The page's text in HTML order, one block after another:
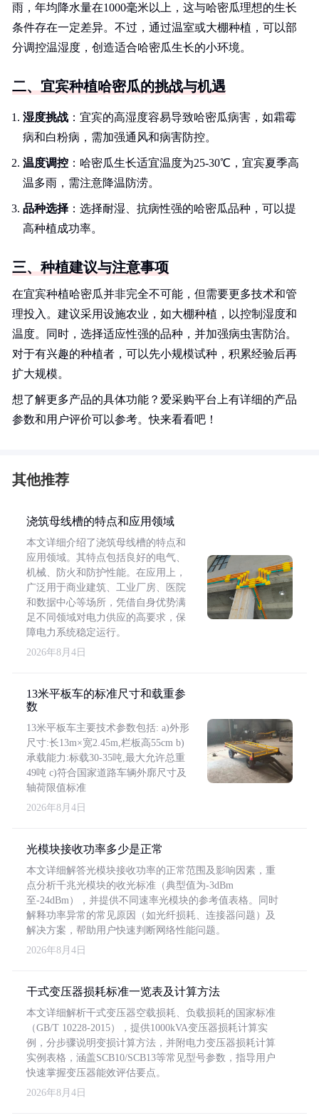
雨，年均降水量在1000毫米以上，这与哈密瓜理想的生长
条件存在一定差异。不过，通过温室或大棚种植，可以部
分调控温湿度，创造适合哈密瓜生长的小环境。
二、宜宾种植哈密瓜的挑战与机遇
湿度挑战 ：宜宾的高湿度容易导致哈密瓜病害，如霜霉
病和白粉病，需加强通风和病害防控。
温度调控 ：哈密瓜生长适宜温度为25-30℃，宜宾夏季高
温多雨，需注意降温防涝。
品种选择 ：选择耐湿、抗病性强的哈密瓜品种，可以提
高种植成功率。
三、种植建议与注意事项
在宜宾种植哈密瓜并非完全不可能，但需要更多技术和管
理投入。建议采用设施农业，如大棚种植，以控制湿度和
温度。同时，选择适应性强的品种，并加强病虫害防治。
对于有兴趣的种植者，可以先小规模试种，积累经验后再
扩大规模。
想了解更多产品的具体功能？爱采购平台上有详细的产品
参数和用户评价可以参考。快来看看吧！
其他推荐
浇筑母线槽的特点和应用领域
本文详细介绍了浇筑母线槽的特点和
应用领域。其特点包括良好的电气、
机械、防火和防护性能。在应用上，
广泛用于商业建筑、工业厂房、医院
和数据中心等场所，凭借自身优势满
足不同领域对电力供应的高要求，保
障电力系统稳定运行。
2026年8月4日
13米平板车的标准尺寸和载重参
数
13米平板车主要技术参数包括: a)外形
尺寸:长13m×宽2.45m,栏板高55cm b)
承载能力:标载30-35吨,最大允许总重
49吨 c)符合国家道路车辆外廓尺寸及
轴荷限值标准
2026年8月4日
光模块接收功率多少是正常
本文详细解答光模块接收功率的正常范围及影响因素，重
点分析千兆光模块的收光标准（典型值为-3dBm
至-24dBm），并提供不同速率光模块的参考值表格。同时
解释功率异常的常见原因（如光纤损耗、连接器问题）及
解决方案，帮助用户快速判断网络性能问题。
2026年8月4日
干式变压器损耗标准一览表及计算方法
本文详细解析干式变压器空载损耗、负载损耗的国家标准
（GB/T 10228-2015），提供1000kVA变压器损耗计算实
例，分步骤说明变损计算方法，并附电力变压器损耗计算
实例表格，涵盖SCB10/SCB13等常见型号参数，指导用户
快速掌握变压器能效评估要点。
2026年8月4日